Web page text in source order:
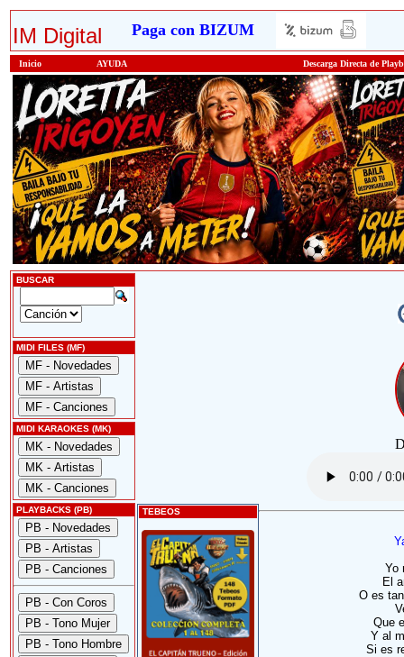
IM Digital Paga con BIZUM
Inicio AYUDA Descarga Directa de
BUSCAR
MIDI FILES (MF)
MIDI KARAOKES (MK)
PLAYBACKS (PB) TEBEOS
Yo
El
O es
Que
Y al
Si es